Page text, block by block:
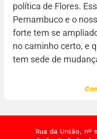
política de Flores.
Pernambuco e o
forte tem se
no caminho certo, e
tem sede de
Rua da União,